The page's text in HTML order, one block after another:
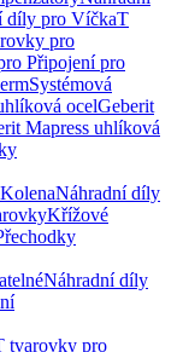
díly pro VíčkaT
pro
Připojení pro
Systémová
ocelGeberit
Mapress uhlíková
KolenaNáhradní díly
Křížové
Náhradní díly
tvarovky pro